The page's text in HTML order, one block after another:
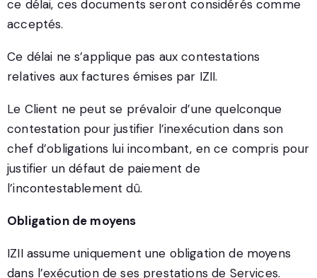
ce délai, ces documents seront considérés comme
acceptés.
Ce délai ne s’applique pas aux contestations
relatives aux factures émises par IZII.
Le Client ne peut se prévaloir d’une quelconque
contestation pour justifier l’inexécution dans son
chef d’obligations lui incombant, en ce compris pour
justifier un défaut de paiement de
l’incontestablement dû.
Obligation de moyens
IZII assume uniquement une obligation de moyens
dans l’exécution de ses prestations de Services.